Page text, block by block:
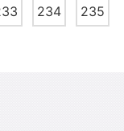
234 235